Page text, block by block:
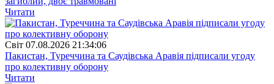
Читати
Свiт 07.08.2026 21:34:06
Пакистан, Туреччина та Саудівська Аравія підписали угоду
про колективну оборону
Читати